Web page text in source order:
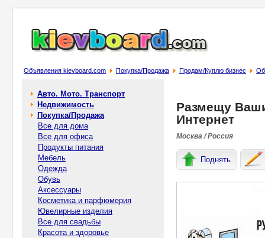
Объявления kievboard.com Покупка/Продажа Продам/Куплю бизнес
Авто. Мото. Транспорт
Недвижимость
Покупка/Продажа
Все для дома
Все для офиса
Продукты питания
Мебель
Одежда
Обувь
Аксессуары
Косметика и парфюмерия
Ювелирные изделия
Все для свадьбы
Красота и здоровье
Размещу
Интернет
Москва / Россия
Поднять